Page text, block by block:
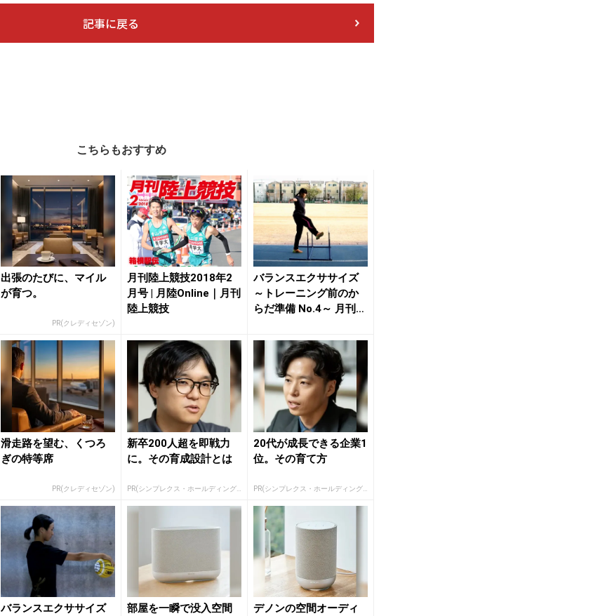
記事に戻る
こちらもおすすめ
出張のたびに、マイル
が育つ。
PR(クレディセゾン)
月刊陸上競技2018年2
月号 | 月陸Online｜月刊
陸上競技
バランスエクササイズ
～トレーニング前のか
らだ準備 No.4～ 月刊陸
滑走路を望む、くつろ
ぎの特等席
PR(クレディセゾン)
新卒200人超を即戦力
に。その育成設計とは
20代が成長できる企業1
位。その育て方
バランスエクササイズ
部屋を一瞬で没入空間
デノンの空間オーディ